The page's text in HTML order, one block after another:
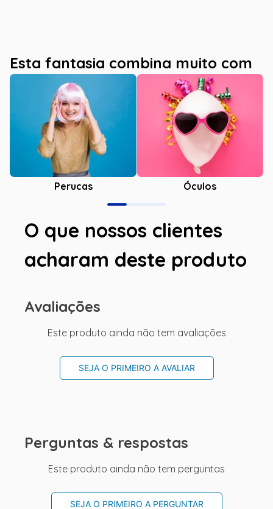
Esta fantasia combina muito com
Perucas Óculos
O que nossos clientes
acharam deste produto
Avaliações
Este produto ainda não tem avaliações
SEJA O PRIMEIRO A AVALIAR
Perguntas & respostas
Este produto ainda não tem perguntas
SEJA O PRIMEIRO A PERGUNTAR